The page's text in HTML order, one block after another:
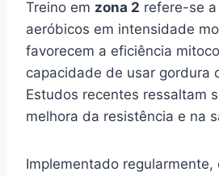
Treino em zona 2 refere-se
aeróbicos em intensidade
favorecem a eficiência
capacidade de usar gordura
Estudos recentes ressaltam
melhora da resistência e na
Implementado regularmente,